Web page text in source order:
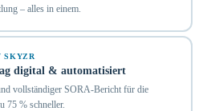
– alles in einem.
SKYZR
digital & automatisiert
vollständiger SORA-Bericht für die
75 % schneller.